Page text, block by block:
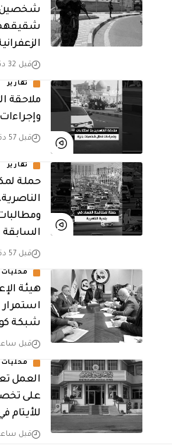
شخصين
قبل 32 دقيقة
تقارير
ملاحقة
قبل 57 دقيقة
تقارير
حملة
السابقة
قبل 57 دقيقة
محليات
هيئة
شبكة
قبل
محليات
العمل
على
للأيتام
قبل